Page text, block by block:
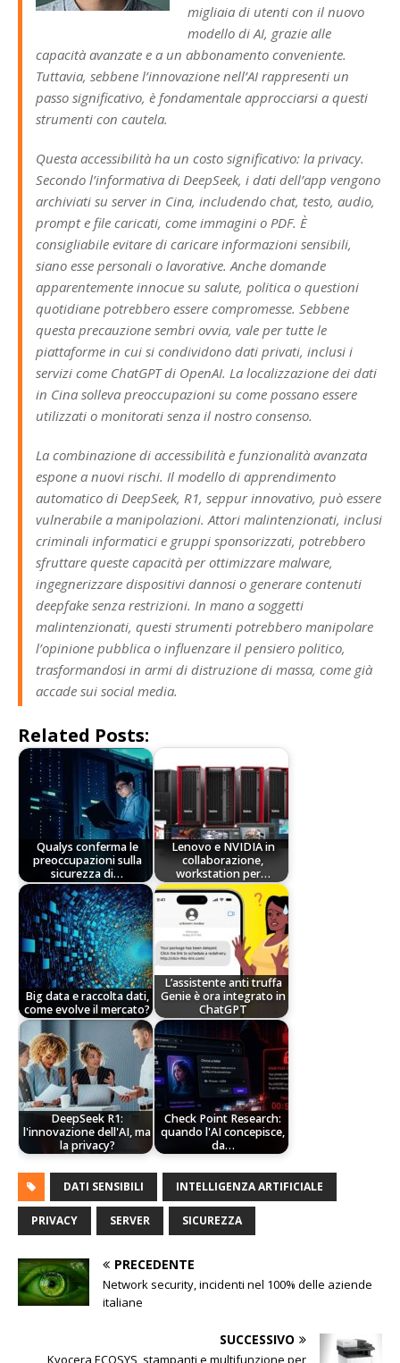
migliaia di utenti con il nuovo
modello di AI, grazie alle
capacità avanzate e a un abbonamento conveniente.
Tuttavia, sebbene l’innovazione nell’AI rappresenti un
passo significativo, è fondamentale approcciarsi a questi
strumenti con cautela.
Questa accessibilità ha un costo significativo: la privacy.
Secondo l’informativa di DeepSeek, i dati dell’app vengono
archiviati su server in Cina, includendo chat, testo, audio,
prompt e file caricati, come immagini o PDF. È
consigliabile evitare di caricare informazioni sensibili,
siano esse personali o lavorative. Anche domande
apparentemente innocue su salute, politica o questioni
quotidiane potrebbero essere compromesse. Sebbene
questa precauzione sembri ovvia, vale per tutte le
piattaforme in cui si condividono dati privati, inclusi i
servizi come ChatGPT di OpenAI. La localizzazione dei dati
in Cina solleva preoccupazioni su come possano essere
utilizzati o monitorati senza il nostro consenso.
La combinazione di accessibilità e funzionalità avanzata
espone a nuovi rischi. Il modello di apprendimento
automatico di DeepSeek, R1, seppur innovativo, può essere
vulnerabile a manipolazioni. Attori malintenzionati, inclusi
criminali informatici e gruppi sponsorizzati, potrebbero
sfruttare queste capacità per ottimizzare malware,
ingegnerizzare dispositivi dannosi o generare contenuti
deepfake senza restrizioni. In mano a soggetti
malintenzionati, questi strumenti potrebbero manipolare
l’opinione pubblica o influenzare il pensiero politico,
trasformandosi in armi di distruzione di massa, come già
accade sui social media.
Related Posts:
Qualys conferma le
preoccupazioni sulla
sicurezza di…
Lenovo e NVIDIA in
collaborazione,
workstation per…
Big data e raccolta dati,
come evolve il mercato?
L’assistente anti truffa
Genie è ora integrato in
ChatGPT
DeepSeek R1:
l'innovazione dell'AI, ma
la privacy?
Check Point Research:
quando l'AI concepisce,
da…
DATI SENSIBILI INTELLIGENZA ARTIFICIALE
PRIVACY SERVER SICUREZZA
PRECEDENTE
Network security, incidenti nel 100% delle aziende
italiane
SUCCESSIVO
Kyocera ECOSYS, stampanti e multifunzione per